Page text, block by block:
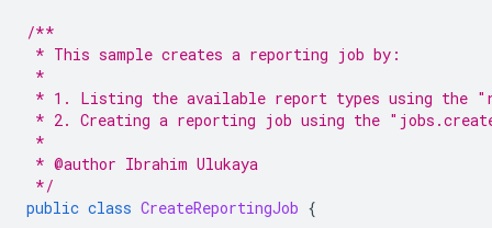
/**
* This sample creates a reporting job by:
*
* 1. Listing the available report types using the
* 2. Creating a reporting job using the
*
* @author Ibrahim Ulukaya
*/
public class CreateReportingJob {